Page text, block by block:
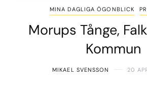
MINA DAGLIGA ÖGONBLICK
Morups Tånge,
Kommun
MIKAEL SVENSSON 20